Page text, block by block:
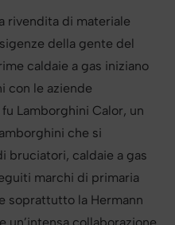
rivendita di materiale
della gente del
caldaie a gas iniziano
con le aziende
Lamborghini Calor, un
che si
bruciatori, caldaie a gas
marchi di primaria
soprattutto la Hermann